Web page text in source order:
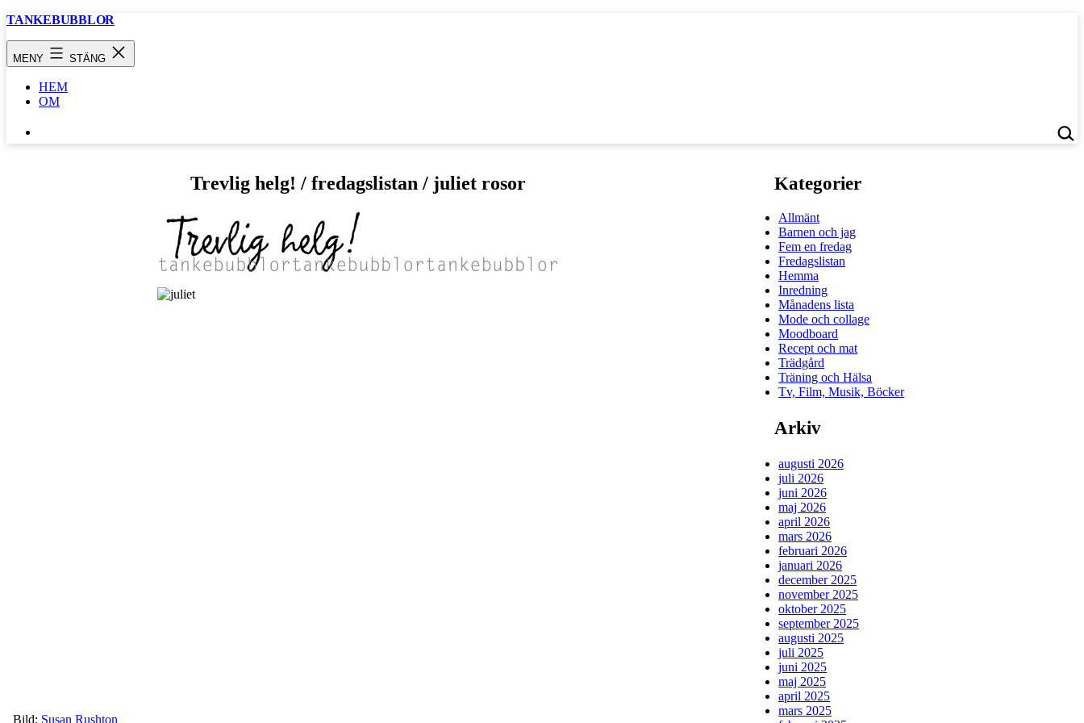
Hoppa
TANKEBUBBLOR
MENY STÄNG
HEM
OM
…
Trevlig helg! / fredagslistan / juliet rosor
Bild: Susan Rushton
Kategorier
Allmänt
Barnen och jag
Fem en fredag
Fredagslistan
Hemma
Inredning
Månadens lista
Mode och collage
Moodboard
Recept och mat
Trädgård
Träning och Hälsa
Tv, Film, Musik, Böcker
Arkiv
augusti 2026
juli 2026
juni 2026
maj 2026
april 2026
mars 2026
februari 2026
januari 2026
december 2025
november 2025
oktober 2025
september 2025
augusti 2025
juli 2025
juni 2025
maj 2025
april 2025
mars 2025